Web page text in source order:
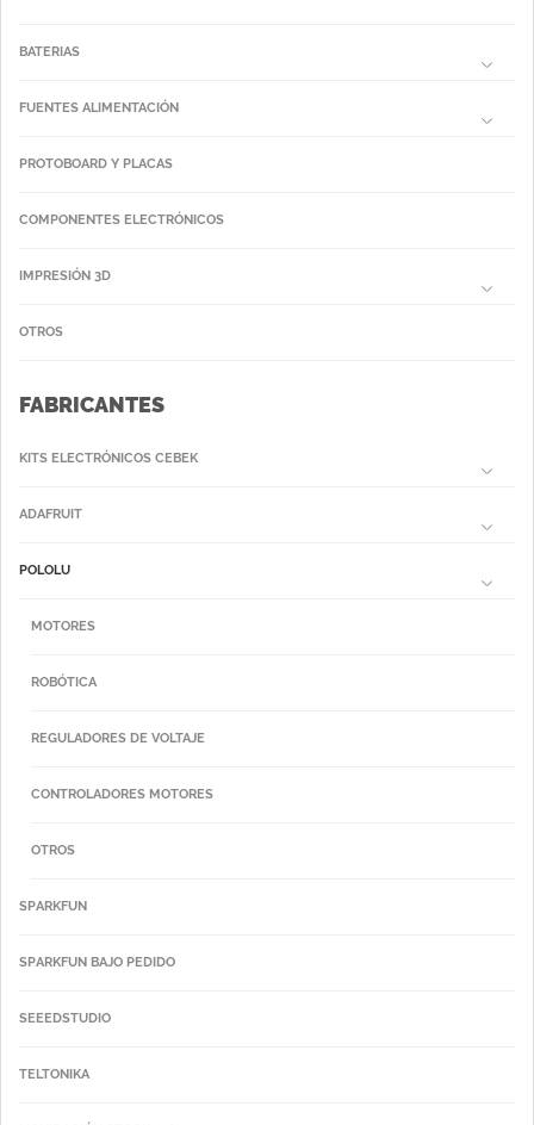
BATERIAS
FUENTES ALIMENTACIÓN
PROTOBOARD Y PLACAS
COMPONENTES ELECTRÓNICOS
IMPRESIÓN 3D
OTROS
FABRICANTES
KITS ELECTRÓNICOS CEBEK
ADAFRUIT
POLOLU
MOTORES
ROBÓTICA
REGULADORES DE VOLTAJE
CONTROLADORES MOTORES
OTROS
SPARKFUN
SPARKFUN BAJO PEDIDO
SEEEDSTUDIO
TELTONIKA